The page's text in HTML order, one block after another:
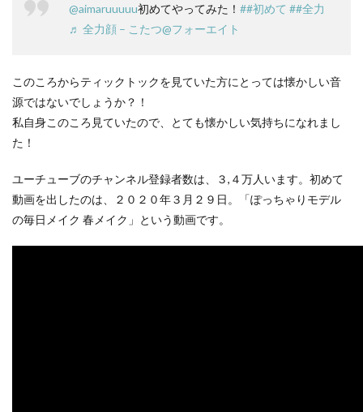
@aimaruuuuu初めてやってみた！ ##初めて ##全力
♬ 全力顔 – こたつ@フォーエイト
このころからティックトックを見ていた方にとっては懐かしい音
源ではないでしょうか？！
私自身このころ見ていたので、とても懐かしい気持ちになれまし
た！
ユーチューブのチャンネル登録者数は、３,４万人います。初めて
動画を出したのは、２０２０年３月２９日。「ぽっちゃりモデル
の毎日メイク 春メイク」という動画です。